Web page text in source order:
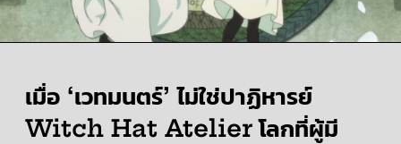
เมื่อ ‘เวทมนตร์’ ไม่ใช่ปาฏิหารย์
Witch Hat Atelier โลกที่ผู้มี